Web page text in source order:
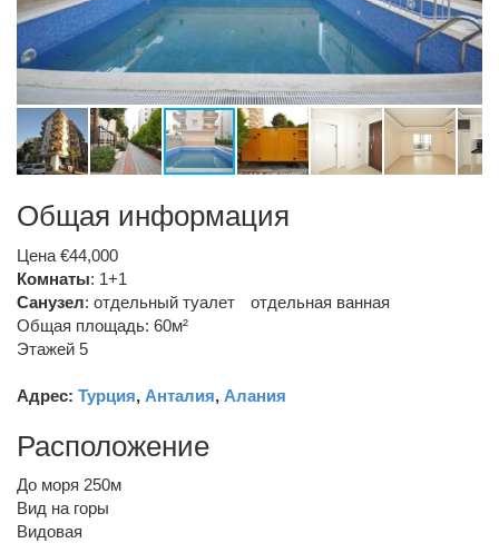
Общая информация
Цена €44,000
Комнаты: 1+1
Санузел: отдельный туалет
отдельная ванная
Общая площадь: 60м²
Этажей 5
Адрес: Турция, Анталия, Алания
Расположение
До моря 250м
Вид на горы
Видовая